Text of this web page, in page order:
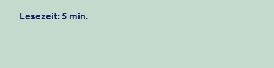
Lesezeit: 5 min.